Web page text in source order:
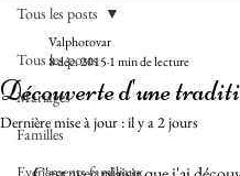
Tous les posts
Mariages
Familles
Evénements familiaux
Tous les posts
Découverte d'une
Valphotovar
8 déc. 2015 1 min de lecture
Dernière mise à jour :il y a 2 jours